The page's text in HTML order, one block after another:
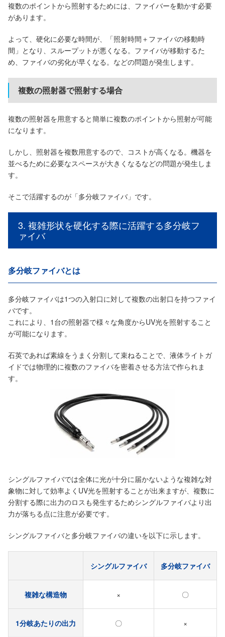
複数のポイントから照射するためには、ファイバーを動かす必要
があります。
よって、硬化に必要な時間が、「照射時間＋ファイバの移動時
間」となり、スループットが悪くなる。ファイバが移動するた
め、ファイバの劣化が早くなる。などの問題が発生します。
複数の照射器で照射する場合
複数の照射器を用意すると簡単に複数のポイントから照射が可能
になります。
しかし、照射器を複数用意するので、コストが高くなる。機器を
並べるために必要なスペースが大きくなるなどの問題が発生しま
す。
そこで活躍するのが「多分岐ファイバ」です。
3. 複雑形状を硬化する際に活躍する多分岐フ
ァイバ
多分岐ファイバとは
多分岐ファイバは1つの入射口に対して複数の出射口を持つファイ
バです。
これにより、1台の照射器で様々な角度からUV光を照射すること
が可能になります。
石英であれば素線をうまく分割して束ねることで、液体ライトガ
イドでは物理的に複数のファイバを密着させる方法で作られま
す。
シングルファイバでは全体に光が十分に届かないような複雑な対
象物に対して効率よくUV光を照射することが出来ますが、複数に
分割する際に出力のロスも発生するためシングルファイバより出
力が落ちる点に注意が必要です。
シングルファイバと多分岐ファイバの違いを以下に示します。
シングルファイバ 多分岐ファイバ
複雑な構造物 × 〇
1分岐あたりの出力 〇 ×